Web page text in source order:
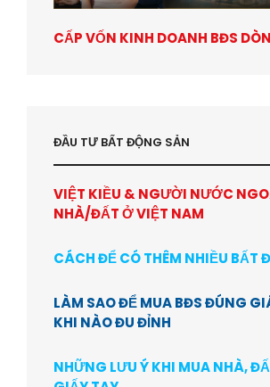
CẤP VỐN KINH DOANH BĐS
ĐẦU TƯ BẤT ĐỘNG SẢN
VIỆT KIỀU & NGƯỜI NƯỚC
NHÀ/ĐẤT Ở VIỆT NAM
CÁCH ĐỂ CÓ THÊM NHIỀU BẤT
LÀM SAO ĐỂ MUA BĐS ĐÚNG
KHI NÀO ĐU ĐỈNH
NHỮNG LƯU Ý KHI MUA NHÀ,